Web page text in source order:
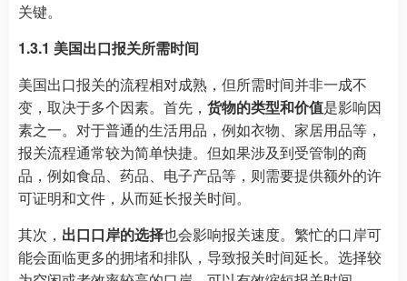
关键。
1.3.1 美国出口报关所需时间
美国出口报关的流程相对成熟，但所需时间并非一成不
变，取决于多个因素。首先， 货物的类型和价值是影响因
素之一。对于普通的生活用品，例如衣物、家居用品等，
报关流程通常较为简单快捷。但如果涉及到受管制的商
品，例如食品、药品、电子产品等，则需要提供额外的许
可证明和文件，从而延长报关时间。
其次， 出口口岸的选择也会影响报关速度。繁忙的口岸可
能会面临更多的拥堵和排队，导致报关时间延长。选择较